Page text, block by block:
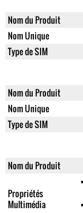
Nom du Produit
Nom Unique
Type de SIM
Nom du Produit
Nom Unique
Type de SIM
Nom du Produit
Propriétés
Multimédia